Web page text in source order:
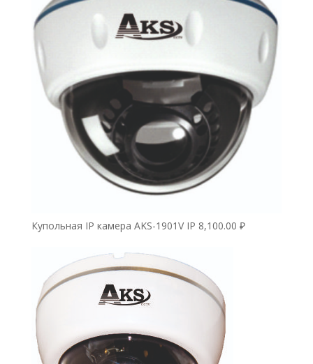
Купольная IP камера AKS-1901V IP 8,100.00 ₽